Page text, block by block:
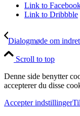
Link to
Link to Dribbble
Dialogmøde om
Scroll to top
Denne side benytter
accepterer du disse
Accepter indstillinger